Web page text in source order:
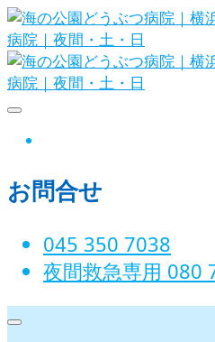
Skip
to
content
日
お問合せ
045 350 7038‬
夜間救急専用 080